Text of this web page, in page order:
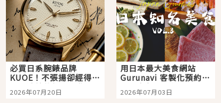
必買日系腕錶品牌
KUOE！不張揚卻經得起
時間洗鍊的經典之作五
選
2026年07月20日
用日本最大美食網站
Gurunavi 客製化預約九
大都市餐廳，打造專屬
美食體驗！
2026年07月03日